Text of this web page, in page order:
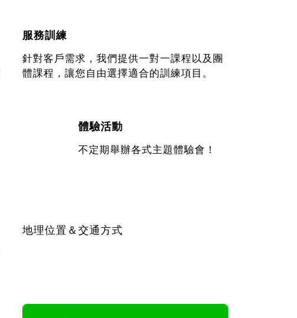
服務訓練
針對客戶需求，我們提供一對一課程以及團
體課程，讓您自由選擇適合的訓練項目。
體驗活動
不定期舉辦各式主題體驗會！
地理位置＆交通方式